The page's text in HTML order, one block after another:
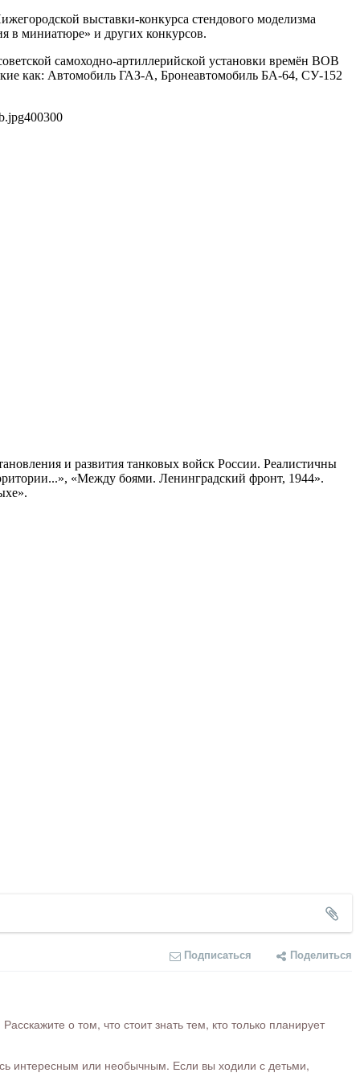
выставки-конкурса стендового моделизма
в миниатюре» и других конкурсов.
самоходно-артиллерийской установки времён ВОВ
как: Автомобиль ГАЗ-А, Бронеавтомобиль БА-64, СУ-152
400300
и развития танковых войск России. Реалистичны
«Между боями. Ленинградский фронт, 1944».
Подписаться Поделиться
о том, что стоит знать тем, кто только планирует
интересным или необычным. Если вы ходили с детьми,